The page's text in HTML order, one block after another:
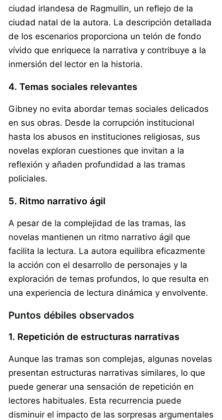
ciudad irlandesa de Ragmullin, un reflejo de la
ciudad natal de la autora. La descripción detallada
de los escenarios proporciona un telón de fondo
vívido que enriquece la narrativa y contribuye a la
inmersión del lector en la historia.
4. Temas sociales relevantes
Gibney no evita abordar temas sociales delicados
en sus obras. Desde la corrupción institucional
hasta los abusos en instituciones religiosas, sus
novelas exploran cuestiones que invitan a la
reflexión y añaden profundidad a las tramas
policiales.
5. Ritmo narrativo ágil
A pesar de la complejidad de las tramas, las
novelas mantienen un ritmo narrativo ágil que
facilita la lectura. La autora equilibra eficazmente
la acción con el desarrollo de personajes y la
exploración de temas profundos, lo que resulta en
una experiencia de lectura dinámica y envolvente.
Puntos débiles observados
1. Repetición de estructuras narrativas
Aunque las tramas son complejas, algunas novelas
presentan estructuras narrativas similares, lo que
puede generar una sensación de repetición en
lectores habituales. Esta recurrencia puede
disminuir el impacto de las sorpresas argumentales